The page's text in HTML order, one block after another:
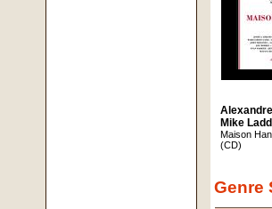
Mike Ladd
Maison
(CD)
Genre